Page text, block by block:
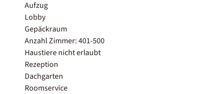
Aufzug
Lobby
Gepäckraum
Anzahl Zimmer: 401-500
Haustiere nicht erlaubt
Rezeption
Dachgarten
Roomservice